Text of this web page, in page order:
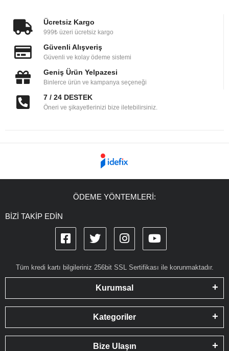
Ücretsiz Kargo
999₺ üzeri ücretsiz kargo
Güvenli Alışveriş
Güvenli ve kolay ödeme sistemi
Geniş Ürün Yelpazesi
Binlerce ürün ve kampanya seçeneği
7 / 24 DESTEK
Öneri ve şikayetlerinizi bize iletebilirsiniz.
ÖDEME YÖNTEMLERİ:
BİZİ TAKİP EDİN
Tüm kredi kartı bilgileriniz 256bit SSL Sertifikası ile korunmaktadır.
Kurumsal
Kategoriler
Bize Ulaşın